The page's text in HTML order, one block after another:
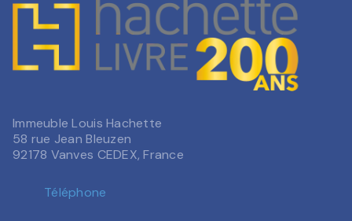
Immeuble Louis Hachette
58 rue Jean Bleuzen
92178 Vanves CEDEX, France
Téléphone